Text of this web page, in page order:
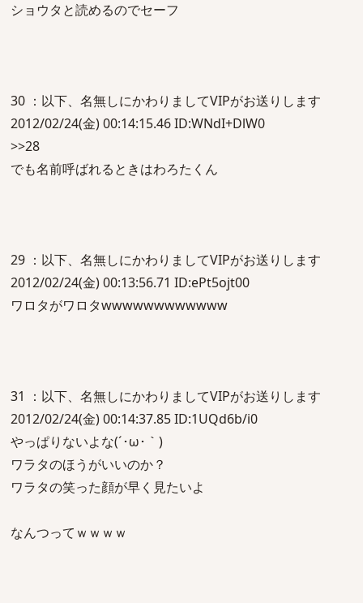
ショウタと読めるのでセーフ
30 ：以下、名無しにかわりましてVIPがお送りします
2012/02/24(金) 00:14:15.46 ID:WNdI+DlW0
>>28
でも名前呼ばれるときはわろたくん
29 ：以下、名無しにかわりましてVIPがお送りします
2012/02/24(金) 00:13:56.71 ID:ePt5ojt00
ワロタがワロタwwwwwwwwwwww
31 ：以下、名無しにかわりましてVIPがお送りします
2012/02/24(金) 00:14:37.85 ID:1UQd6b/i0
やっぱりないよな(´･ω･｀)
ワラタのほうがいいのか？
ワラタの笑った顔が早く見たいよ
なんつってｗｗｗｗ